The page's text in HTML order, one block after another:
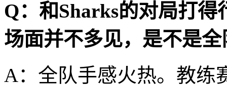
Q：和Sharks的对局打
场面并不多见，是不是
A：全队手感火热。教练